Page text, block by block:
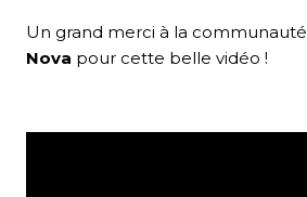
Un grand merci à la communauté
Nova pour cette belle vidéo !